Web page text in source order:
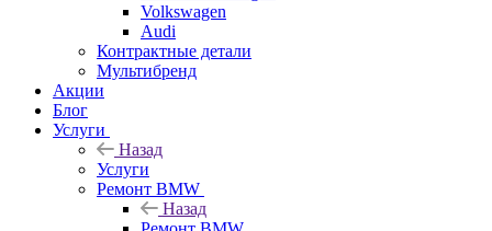
Volkswagen
Audi
Контрактные детали
Мультибренд
Акции
Блог
Услуги
Назад
Услуги
Ремонт BMW
Назад